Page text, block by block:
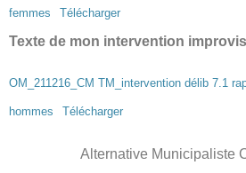
femmes Télécharger
Texte de mon intervention
OM_211216_CM TM_intervention délib 7.1
hommes Télécharger
Alternative Municipaliste